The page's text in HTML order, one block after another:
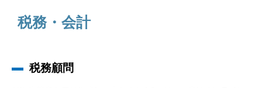
税務・会計
税務顧問